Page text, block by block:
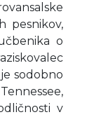
pesnikov,
o
sodobno
v